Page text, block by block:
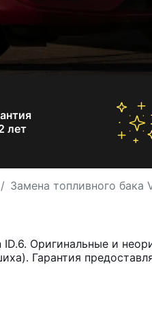
лет
Замена топливного бака
Оригинальные и
Гарантия